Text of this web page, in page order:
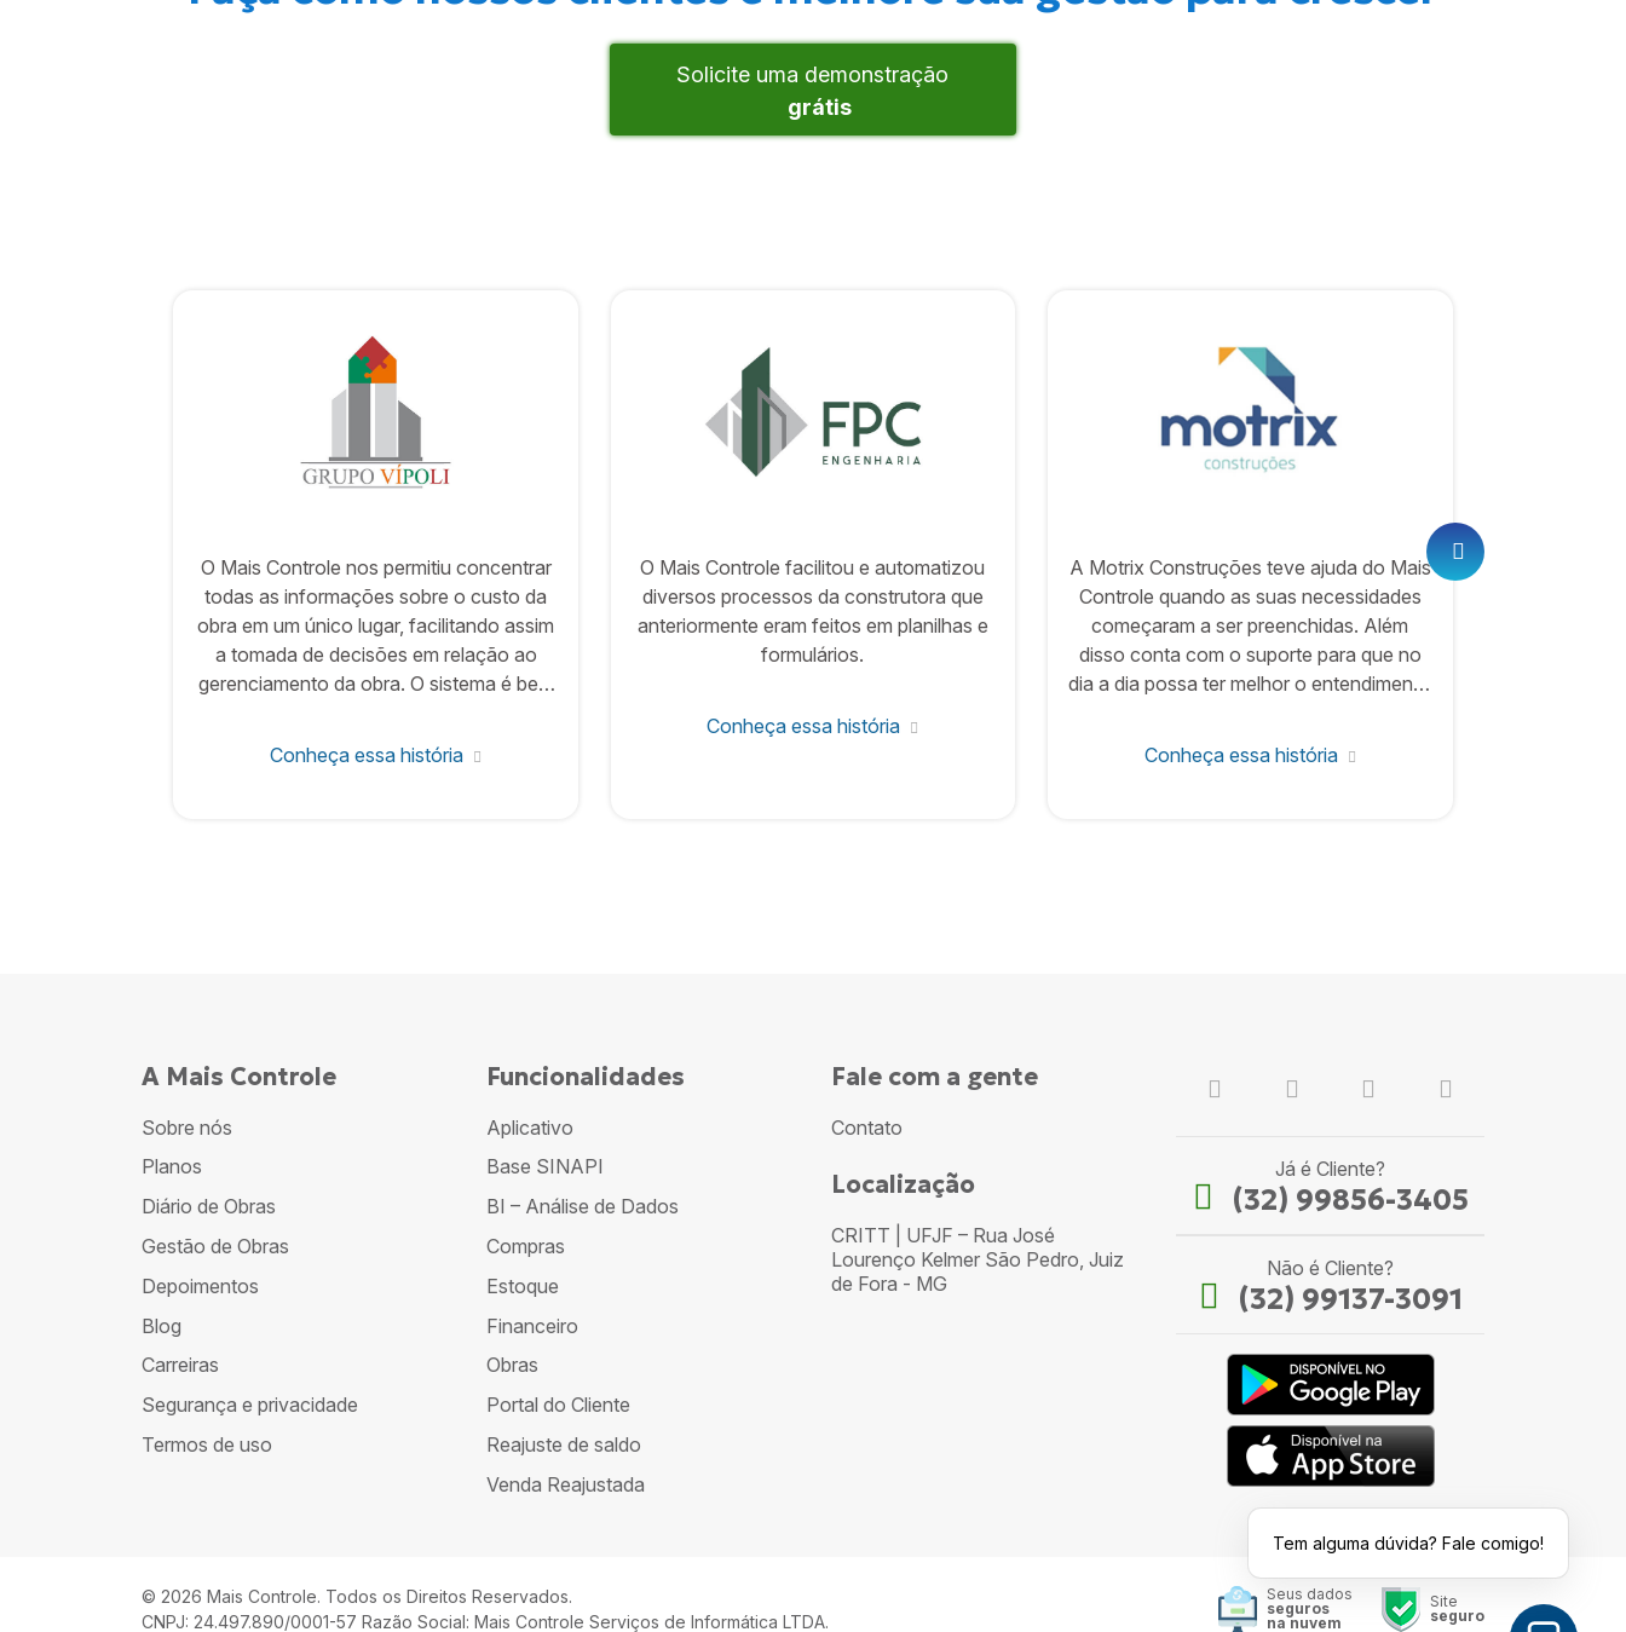
Solicite uma demonstração
grátis
O Mais Controle nos permitiu concentrar
todas as informações sobre o custo da
obra em um único lugar, facilitando assim
a tomada de decisões em relação ao
gerenciamento da obra. O sistema é bem
propósitos.
Conheça essa história
O Mais Controle facilitou e automatizou
diversos processos da construtora que
anteriormente eram feitos em planilhas e
formulários.
Conheça essa história
A Motrix Construções teve ajuda do Mais
Controle quando as suas necessidades
começaram a ser preenchidas. Além
disso conta com o suporte para que no
dia a dia possa ter melhor o entendimento
empresa em desafios e resultados.
Conheça essa história
A Mais Controle
Sobre nós
Planos
Diário de Obras
Gestão de Obras
Depoimentos
Blog
Carreiras
Segurança e privacidade
Termos de uso
Funcionalidades
Aplicativo
Base SINAPI
BI – Análise de Dados
Compras
Estoque
Financeiro
Obras
Portal do Cliente
Reajuste de saldo
Venda Reajustada
Fale com a gente
Contato
Localização
CRITT | UFJF – Rua José
Lourenço Kelmer São Pedro, Juiz
de Fora - MG
Já é Cliente?
(32) 99856-3405
Não é Cliente?
(32) 99137-3091
© 2026 Mais Controle. Todos os Direitos Reservados.
CNPJ: 24.497.890/0001-57 Razão Social: Mais Controle Serviços de Informática LTDA.
Seus dados
seguros
na nuvem
Site
seguro
Tem alguma dúvida? Fale comigo!